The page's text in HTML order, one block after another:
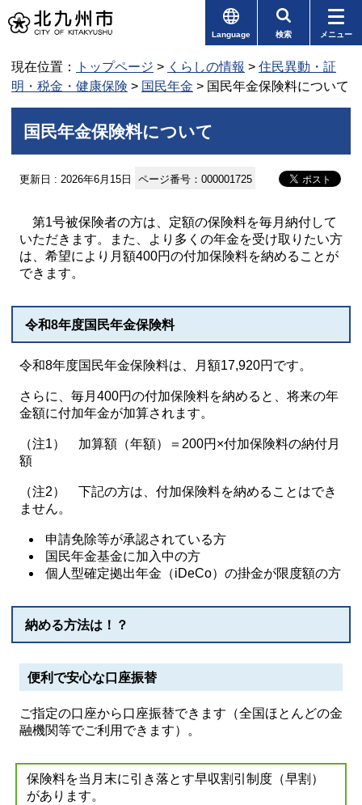
Language 検索 メニュー
現在位置： トップページ > くらしの情報 > 住民異動・証
明・税金・健康保険 > 国民年金 > 国民年金保険料について
国民年金保険料について
更新日 : 2026年6月15日 ページ番号：000001725
第1号被保険者の方は、定額の保険料を毎月納付して
いただきます。また、より多くの年金を受け取りたい方
は、希望により月額400円の付加保険料を納めることが
できます。
令和8年度国民年金保険料
令和8年度国民年金保険料は、月額17,920円です。
さらに、毎月400円の付加保険料を納めると、将来の年
金額に付加年金が加算されます。
（注1） 加算額（年額）＝200円×付加保険料の納付月
額
（注2） 下記の方は、付加保険料を納めることはでき
ません。
申請免除等が承認されている方
国民年金基金に加入中の方
個人型確定拠出年金（iDeCo）の掛金が限度額の方
納める方法は！？
便利で安心な口座振替
ご指定の口座から口座振替できます（全国ほとんどの金
融機関等でご利用できます）。
保険料を当月末に引き落とす早収割引制度（早割）
があります。